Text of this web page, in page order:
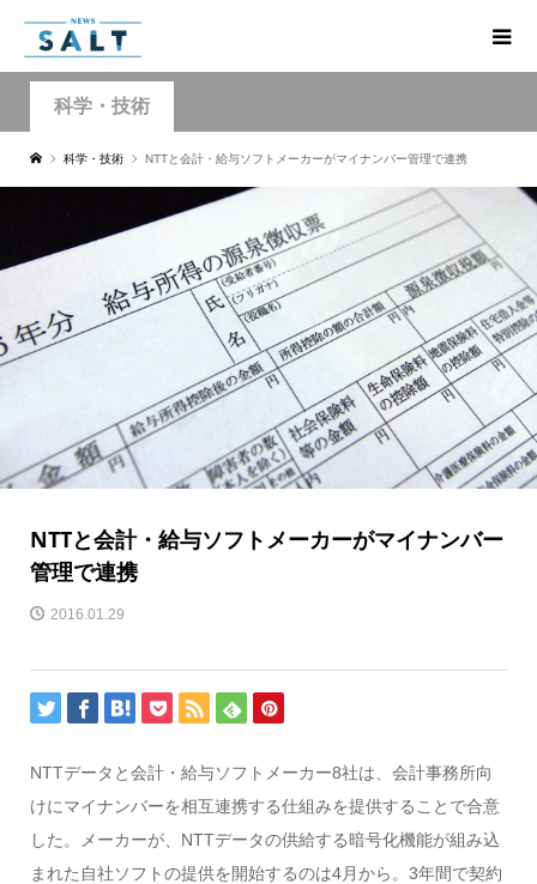
科学・技術
科学・技術 NTTと会計・給与ソフトメーカーがマイナンバー管理で連携
NTTと会計・給与ソフトメーカーがマイナンバー
管理で連携
2016.01.29
NTTデータと会計・給与ソフトメーカー8社は、会計事務所向
けにマイナンバーを相互連携する仕組みを提供することで合意
した。メーカーが、NTTデータの供給する暗号化機能が組み込
まれた自社ソフトの提供を開始するのは4月から。3年間で契約